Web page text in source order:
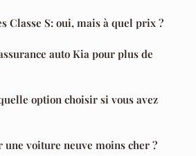
Classe S: oui, mais à quel prix ?
auto Kia pour plus de
option choisir si vous avez
une voiture neuve moins cher ?